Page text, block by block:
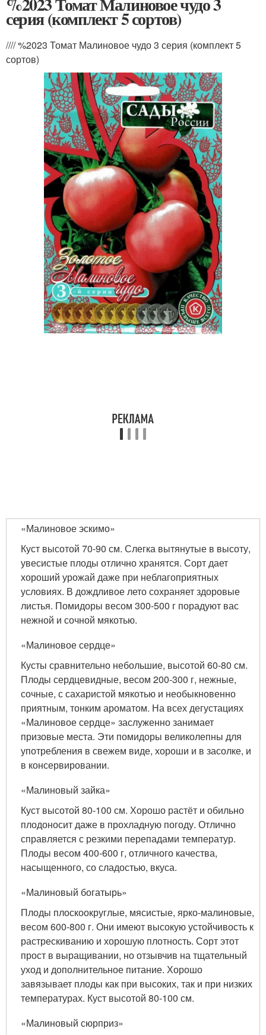
серия (комплект 5 сортов)
//// %2023 Томат Малиновое чудо 3 серия (комплект 5
сортов)
«Малиновое эскимо»
Куст высотой 70-90 см. Слегка вытянутые в высоту,
увесистые плоды отлично хранятся. Сорт дает
хороший урожай даже при неблагоприятных
условиях. В дождливое лето сохраняет здоровые
листья. Помидоры весом 300-500 г порадуют вас
нежной и сочной мякотью.
«Малиновое сердце»
Кусты сравнительно небольшие, высотой 60-80 см.
Плоды сердцевидные, весом 200-300 г, нежные,
сочные, с сахаристой мякотью и необыкновенно
приятным, тонким ароматом. На всех дегустациях
«Малиновое сердце» заслуженно занимает
призовые места. Эти помидоры великолепны для
употребления в свежем виде, хороши и в засолке, и
в консервировании.
«Малиновый зайка»
Куст высотой 80-100 см. Хорошо растёт и обильно
плодоносит даже в прохладную погоду. Отлично
справляется с резкими перепадами температур.
Плоды весом 400-600 г, отличного качества,
насыщенного, со сладостью, вкуса.
«Малиновый богатырь»
Плоды плоскоокруглые, мясистые, ярко-малиновые,
весом 600-800 г. Они имеют высокую устойчивость к
растрескиванию и хорошую плотность. Сорт этот
прост в выращивании, но отзывчив на тщательный
уход и дополнительное питание. Хорошо
завязывает плоды как при высоких, так и при низких
температурах. Куст высотой 80-100 см.
«Малиновый сюрприз»